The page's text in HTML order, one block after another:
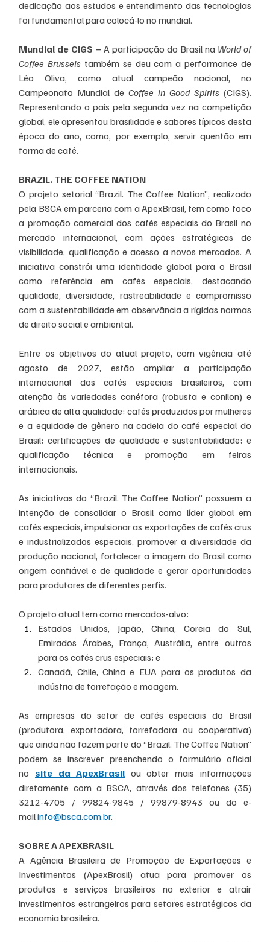
dedicação aos estudos e entendimento das tecnologias
foi fundamental para colocá-lo no mundial.
Mundial de CIGS – A participação do Brasil na World of
Coffee Brussels também se deu com a performance de
Léo Oliva, como atual campeão nacional, no
Campeonato Mundial de Coffee in Good Spirits (CIGS).
Representando o país pela segunda vez na competição
global, ele apresentou brasilidade e sabores típicos desta
época do ano, como, por exemplo, servir quentão em
forma de café.
BRAZIL. THE COFFEE NATION
O projeto setorial “Brazil. The Coffee Nation”, realizado
pela BSCA em parceria com a ApexBrasil, tem como foco
a promoção comercial dos cafés especiais do Brasil no
mercado internacional, com ações estratégicas de
visibilidade, qualificação e acesso a novos mercados. A
iniciativa constrói uma identidade global para o Brasil
como referência em cafés especiais, destacando
qualidade, diversidade, rastreabilidade e compromisso
com a sustentabilidade em observância a rígidas normas
de direito social e ambiental.
Entre os objetivos do atual projeto, com vigência até
agosto de 2027, estão ampliar a participação
internacional dos cafés especiais brasileiros, com
atenção às variedades canéfora (robusta e conilon) e
arábica de alta qualidade; cafés produzidos por mulheres
e a equidade de gênero na cadeia do café especial do
Brasil; certificações de qualidade e sustentabilidade; e
qualificação técnica e promoção em feiras
internacionais.
As iniciativas do “Brazil. The Coffee Nation” possuem a
intenção de consolidar o Brasil como líder global em
cafés especiais, impulsionar as exportações de cafés crus
e industrializados especiais, promover a diversidade da
produção nacional, fortalecer a imagem do Brasil como
origem confiável e de qualidade e gerar oportunidades
para produtores de diferentes perfis.
O projeto atual tem como mercados-alvo:
Estados Unidos, Japão, China, Coreia do Sul,
Emirados Árabes, França, Austrália, entre outros
para os cafés crus especiais; e
Canadá, Chile, China e EUA para os produtos da
indústria de torrefação e moagem.
As empresas do setor de cafés especiais do Brasil
(produtora, exportadora, torrefadora ou cooperativa)
que ainda não fazem parte do “Brazil. The Coffee Nation”
podem se inscrever preenchendo o formulário oficial
no site da ApexBrasil ou obter mais informações
diretamente com a BSCA, através dos telefones (35)
3212-4705 / 99824-9845 / 99879-8943 ou do e-
mail info@bsca.com.br.
SOBRE A APEXBRASIL
A Agência Brasileira de Promoção de Exportações e
Investimentos (ApexBrasil) atua para promover os
produtos e serviços brasileiros no exterior e atrair
investimentos estrangeiros para setores estratégicos da
economia brasileira.